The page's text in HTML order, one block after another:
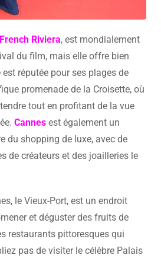
Riviera, est mondialement
du film, mais elle offre bien
réputée pour ses plages de
promenade de la Croisette, où
tout en profitant de la vue
Cannes est également un
du shopping de luxe, avec de
de créateurs et des joailleries le
le Vieux-Port, est un endroit
et déguster des fruits de
restaurants pittoresques qui
pas de visiter le célèbre Palais